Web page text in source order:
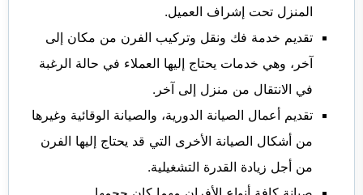
المنزل تحت إشراف العميل.
تقديم خدمة فك ونقل وتركيب الفرن من مكان إلى
آخر، وهي خدمات يحتاج إليها العملاء في حالة الرغبة
في الانتقال من منزل إلى آخر.
تقديم أعمال الصيانة الدورية، والصيانة الوقائية وغيرها
من أشكال الصيانة الأخرى التي قد يحتاج إليها الفرن
من أجل زيادة القدرة التشغيلية.